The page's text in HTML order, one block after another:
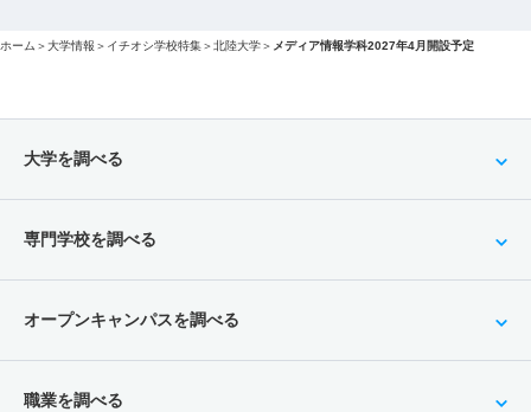
ホーム ＞大学情報 ＞ イチオシ学校特集＞北陸大学＞ メディア情報学科2027年4月開設予定
大学を調べる
専門学校を調べる
オープンキャンパスを調べる
職業を調べる